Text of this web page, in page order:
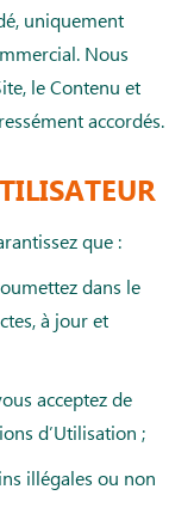
uniquement
Nous
le Contenu et
accordés.
que :
dans le
à jour et
acceptez de
d’Utilisation ;
illégales ou non